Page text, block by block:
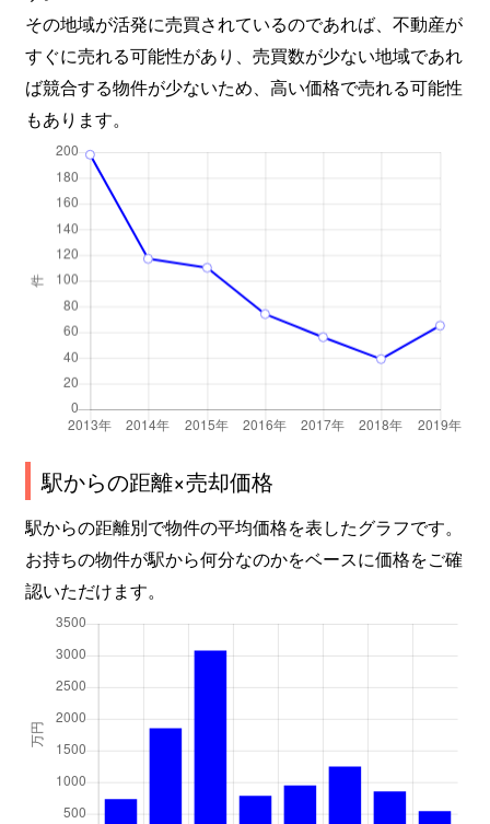
その地域が活発に売買されているのであれば、不動産が
すぐに売れる可能性があり、売買数が少ない地域であれ
ば競合する物件が少ないため、高い価格で売れる可能性
もあります。
駅からの距離×売却価格
駅からの距離別で物件の平均価格を表したグラフです。
お持ちの物件が駅から何分なのかをベースに価格をご確
認いただけます。